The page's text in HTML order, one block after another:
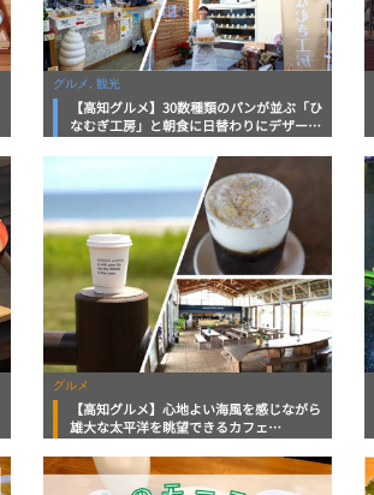
グルメ, 観光
【高知グルメ】30数種類のパンが並ぶ「ひ
なむぎ工房」と朝食に日替わりにデザート
グルメ
【高知グルメ】心地よい海風を感じながら
雄大な太平洋を眺望できるカフェ